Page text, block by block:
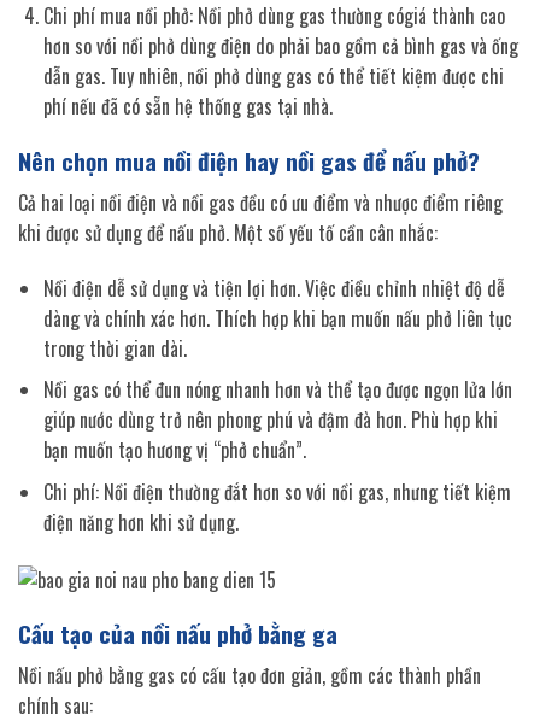
Chi phí mua nồi phở: Nồi phở dùng gas thường cógiá thành cao
hơn so với nồi phở dùng điện do phải bao gồm cả bình gas và ống
dẫn gas. Tuy nhiên, nồi phở dùng gas có thể tiết kiệm được chi
phí nếu đã có sẵn hệ thống gas tại nhà.
Nên chọn mua nồi điện hay nồi gas để nấu phở?
Cả hai loại nồi điện và nồi gas đều có ưu điểm và nhược điểm riêng
khi được sử dụng để nấu phở. Một số yếu tố cần cân nhắc:
Nồi điện dễ sử dụng và tiện lợi hơn. Việc điều chỉnh nhiệt độ dễ
dàng và chính xác hơn. Thích hợp khi bạn muốn nấu phở liên tục
trong thời gian dài.
Nồi gas có thể đun nóng nhanh hơn và thể tạo được ngọn lửa lớn
giúp nước dùng trở nên phong phú và đậm đà hơn. Phù hợp khi
bạn muốn tạo hương vị “phở chuẩn”.
Chi phí: Nồi điện thường đắt hơn so với nồi gas, nhưng tiết kiệm
điện năng hơn khi sử dụng.
Cấu tạo của nồi nấu phở bằng ga
Nồi nấu phở bằng gas có cấu tạo đơn giản, gồm các thành phần
chính sau: